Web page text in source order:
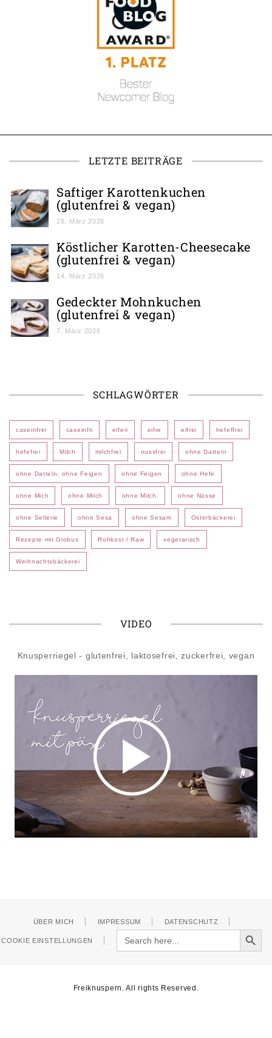
LETZTE BEITRÄGE
Saftiger Karottenkuchen
(glutenfrei & vegan)
28. März 2026
Köstlicher Karotten-Cheesecake
(glutenfrei & vegan)
14. März 2026
Gedeckter Mohnkuchen
(glutenfrei & vegan)
7. März 2026
SCHLAGWÖRTER
caseinfrei caseinfri eiferi eifre eifrei hefeffrei
hefefrei Milch milchfrei nussfrei ohne Datteln
ohne Datteln. ohne Feigen ohne Feigen ohne Hefe
ohne Mich ohne Milch ohne Milch. ohne Nüsse
ohne Sellerie ohne Sesa ohne Sesam Osterbäckerei
Rezepte mit Globus Rohkost / Raw vegetarisch
Weihnachtsbäckerei
VIDEO
Knusperriegel - glutenfrei, laktosefrei, zuckerfrei, vegan
ÜBER MICH IMPRESSUM DATENSCHUTZ
COOKIE EINSTELLUNGEN
Search
for:
Search Button
Freiknuspern. All rights Reserved.